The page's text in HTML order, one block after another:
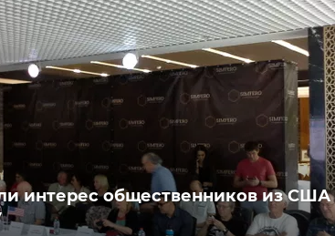
интерес общественников из США